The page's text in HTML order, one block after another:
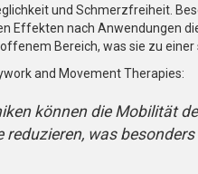
und Schmerzfreiheit.
Effekten nach Anwendungen
Bereich, was sie zu
and Movement Therapies:
können die Mobilität
reduzieren, was